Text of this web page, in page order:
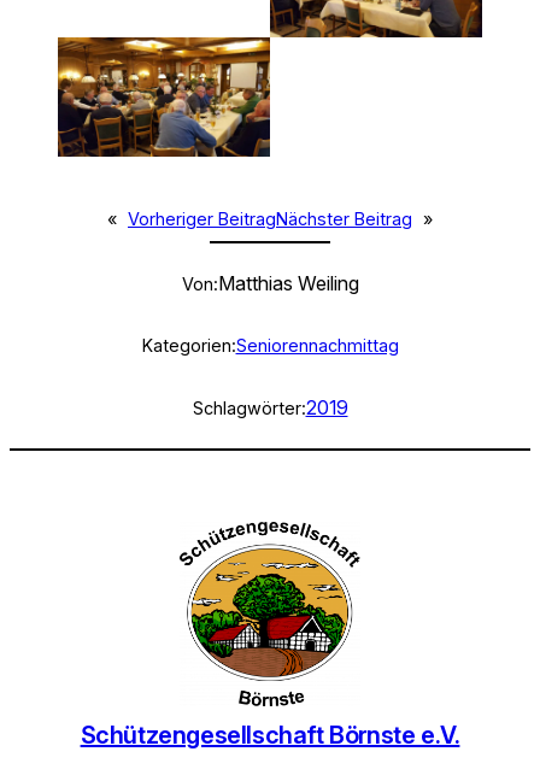
« Vorheriger BeitragNächster Beitrag »
Von:Matthias Weiling
Kategorien:Seniorennachmittag
Schlagwörter:2019
Schützengesellschaft Börnste e.V.